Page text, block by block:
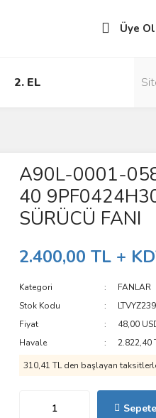
Üye Ol
2. EL
A90L-0001-
40
SÜRÜCÜ FANI
2.400,00 TL +
Kategori
FANLAR
Stok Kodu
LTVYZ239
Fiyat
48,00
Havale
2.822,40
310,41 TL den başlayan